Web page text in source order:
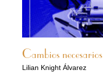
Cambios necesarios
Lilian Knight Álvarez